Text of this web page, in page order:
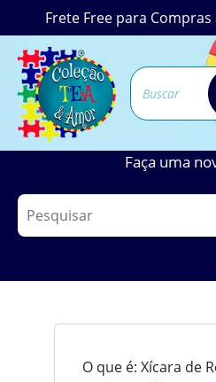
Frete Free para
Faça uma
O que é: Xícara de